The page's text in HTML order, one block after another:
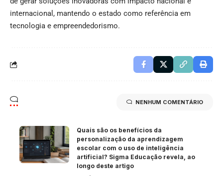
internacional, mantendo o estado como referência em
tecnologia e empreendedorismo.
NENHUM COMENTÁRIO
Quais são os benefícios da
personalização da aprendizagem
escolar com o uso de inteligência
artificial? Sigma Educação revela, ao
longo deste artigo